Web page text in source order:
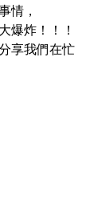
情，
爆炸！！！
享我們在忙